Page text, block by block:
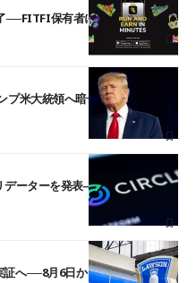
──FITFI保有者に対応呼びかけ
米大統領へ暗号資産事業の売却
データーを発表――ブラックロッ
へ──8月6日からJPYCやUSDC対